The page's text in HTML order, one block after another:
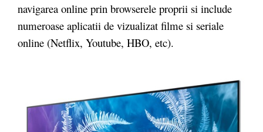
navigarea online prin browserele proprii si include
numeroase aplicatii de vizualizat filme si seriale
online (Netflix, Youtube, HBO, etc).